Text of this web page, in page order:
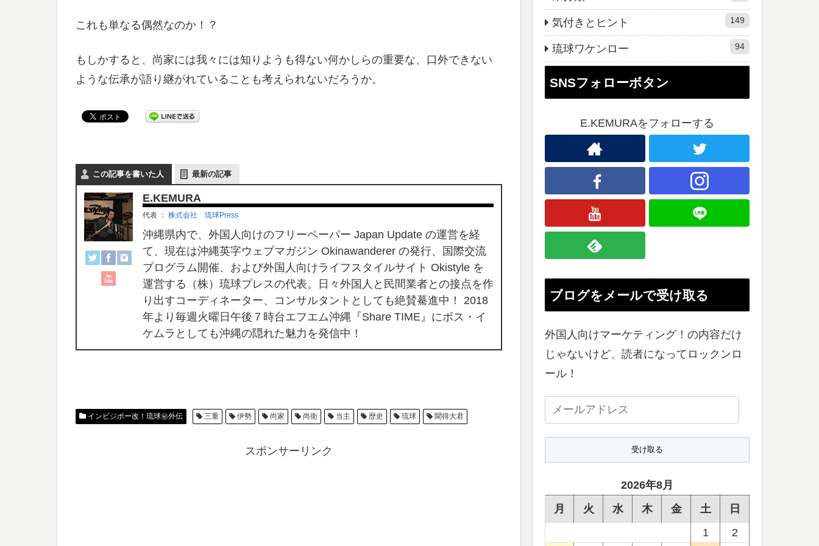
これも単なる偶然なのか！？
もしかすると、尚家には我々には知りようも得ない何かしらの重要な、口外できない
ような伝承が語り継がれていることも考えられないだろうか。
この記事を書いた人 最新の記事
E.KEMURA
代表 ： 株式会社 琉球Press
沖縄県内で、外国人向けのフリーペーパー Japan Update の運営を経
て、現在は沖縄英字ウェブマガジン Okinawanderer の発行、国際交流
プログラム開催、および外国人向けライフスタイルサイト Okistyle を
運営する（株）琉球プレスの代表。日々外国人と民間業者との接点を作
り出すコーディネーター、コンサルタントとしても絶賛驀進中！ 2018
年より毎週火曜日午後７時台エフエム沖縄『Share TIME』にボス・イ
ケムラとしても沖縄の隠れた魅力を発信中！
インビジボー改！琉球㊙︎外伝 三重 伊勢 尚家 尚衛 当主 歴史 琉球 聞得大君
スポンサーリンク
気付きとヒント 149
琉球ワケンロー 94
SNSフォローボタン
E.KEMURAをフォローする
ブログをメールで受け取る
外国人向けマーケティング！の内容だけ
じゃないけど、読者になってロックンロ
ール！
ー
ア
ス
2026年8月
月
火 水 木 金 土
日
1
2